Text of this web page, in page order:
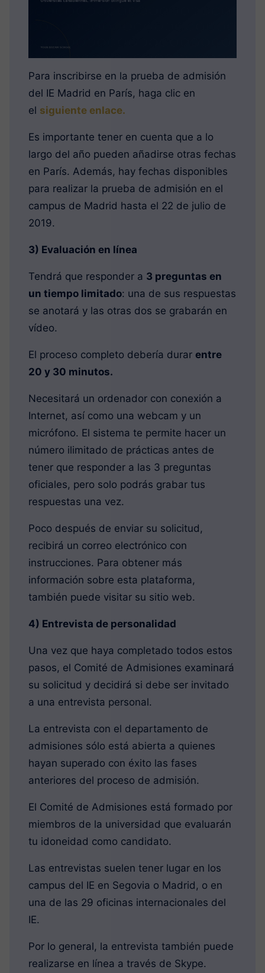
Para inscribirse en la prueba de admisión
del IE Madrid en París, haga clic en
el siguiente enlace.
Es importante tener en cuenta que a lo
largo del año pueden añadirse otras fechas
en París. Además, hay fechas disponibles
para realizar la prueba de admisión en el
campus de Madrid hasta el 22 de julio de
2019.
3) Evaluación en línea
Tendrá que responder a 3 preguntas en
un tiempo limitado: una de sus respuestas
se anotará y las otras dos se grabarán en
vídeo.
El proceso completo debería durar entre
20 y 30 minutos.
Necesitará un ordenador con conexión a
Internet, así como una webcam y un
micrófono. El sistema te permite hacer un
número ilimitado de prácticas antes de
tener que responder a las 3 preguntas
oficiales, pero solo podrás grabar tus
respuestas una vez.
Poco después de enviar su solicitud,
recibirá un correo electrónico con
instrucciones. Para obtener más
información sobre esta plataforma,
también puede visitar su sitio web.
4) Entrevista de personalidad
Una vez que haya completado todos estos
pasos, el Comité de Admisiones examinará
su solicitud y decidirá si debe ser invitado
a una entrevista personal.
La entrevista con el departamento de
admisiones sólo está abierta a quienes
hayan superado con éxito las fases
anteriores del proceso de admisión.
El Comité de Admisiones está formado por
miembros de la universidad que evaluarán
tu idoneidad como candidato.
Las entrevistas suelen tener lugar en los
campus del IE en Segovia o Madrid, o en
una de las 29 oficinas internacionales del
IE.
Por lo general, la entrevista también puede
realizarse en línea a través de Skype.